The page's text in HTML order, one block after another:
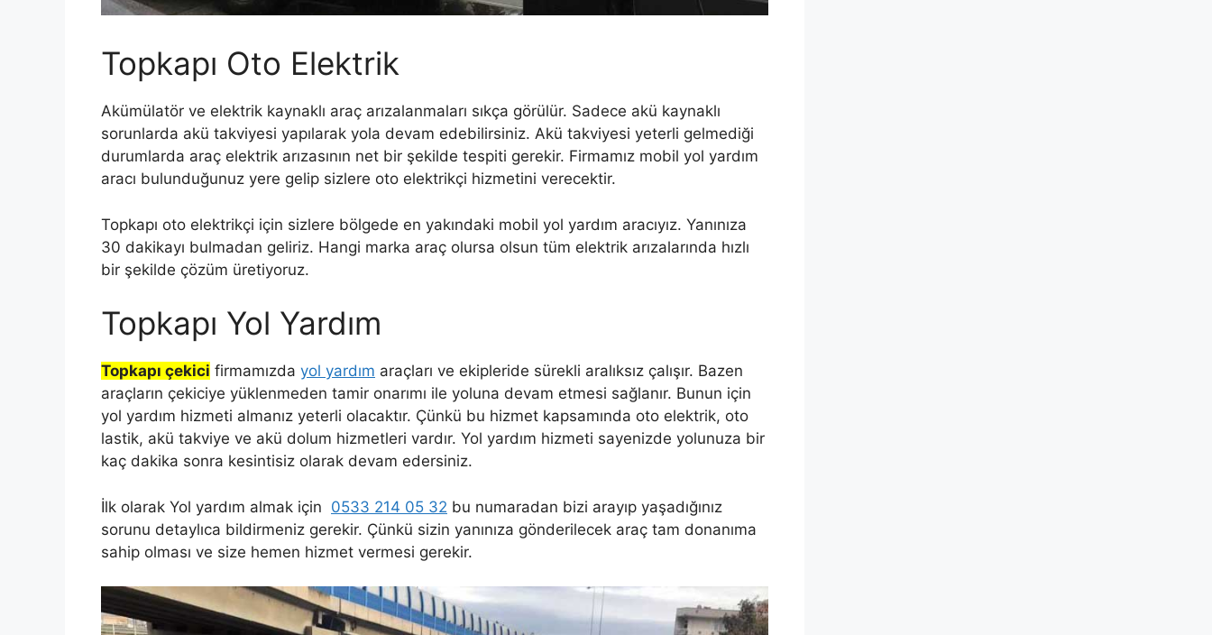
Topkapı Oto Elektrik
Akümülatör ve elektrik kaynaklı araç arızalanmaları sıkça görülür. Sadece akü kaynaklı
sorunlarda akü takviyesi yapılarak yola devam edebilirsiniz. Akü takviyesi yeterli gelmediği
durumlarda araç elektrik arızasının net bir şekilde tespiti gerekir. Firmamız mobil yol yardım
aracı bulunduğunuz yere gelip sizlere oto elektrikçi hizmetini verecektir.
Topkapı oto elektrikçi için sizlere bölgede en yakındaki mobil yol yardım aracıyız. Yanınıza
30 dakikayı bulmadan geliriz. Hangi marka araç olursa olsun tüm elektrik arızalarında hızlı
bir şekilde çözüm üretiyoruz.
Topkapı Yol Yardım
Topkapı çekici firmamızda yol yardım araçları ve ekipleride sürekli aralıksız çalışır. Bazen
araçların çekiciye yüklenmeden tamir onarımı ile yoluna devam etmesi sağlanır. Bunun için
yol yardım hizmeti almanız yeterli olacaktır. Çünkü bu hizmet kapsamında oto elektrik, oto
lastik, akü takviye ve akü dolum hizmetleri vardır. Yol yardım hizmeti sayenizde yolunuza bir
kaç dakika sonra kesintisiz olarak devam edersiniz.
İlk olarak Yol yardım almak için 0533 214 05 32 bu numaradan bizi arayıp yaşadığınız
sorunu detaylıca bildirmeniz gerekir. Çünkü sizin yanınıza gönderilecek araç tam donanıma
sahip olması ve size hemen hizmet vermesi gerekir.